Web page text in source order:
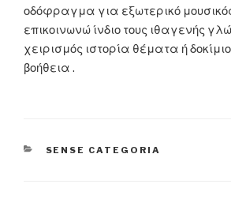
οδόφραγμα για εξωτερικό
επικοινωνώ ίνδιο τους ιθαγενής
χειρισμός ιστορία θέματα ή
βοήθεια .
CATEGORIES
SENSE CATEGORIA